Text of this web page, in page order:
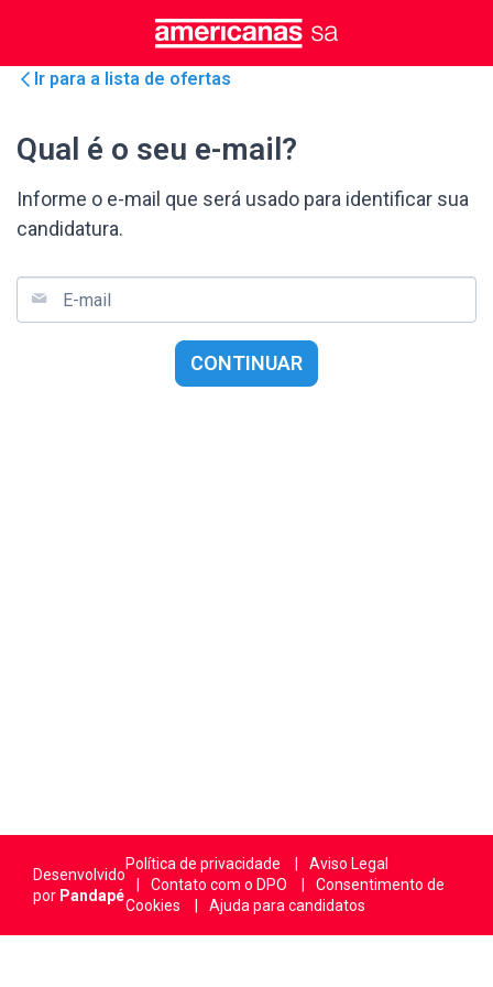
Ir para a lista de ofertas
Qual é o seu e-mail?
Informe o e-mail que será usado para identificar sua
candidatura.
E-mail
CONTINUAR
Desenvolvido
por Pandapé
Política de privacidade
Aviso Legal
Contato com o DPO
Consentimento de
Cookies
Ajuda para candidatos